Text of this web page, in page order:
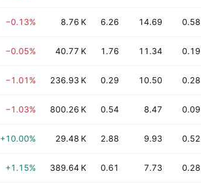
−0.13% 8.76 K 6.26 14.69 0.58
−0.05% 40.77 K 1.76 11.34 0.19
−1.01% 236.93 K 0.29 10.50 0.28
−1.03% 800.26 K 0.54 8.47 0.09
+10.00% 29.48 K 2.88 9.93 0.52
+1.15% 389.64 K 0.61 7.73 0.28